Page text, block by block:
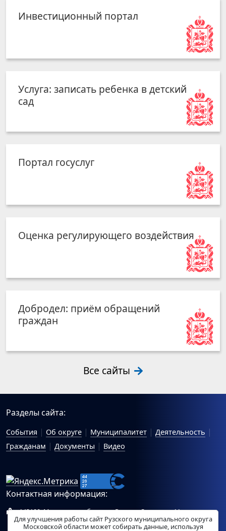
Инвестиционный портал
Услуга: записать ребенка в детский
сад
Портал госуслуг
Оценка регулирующего воздействия
Добродел: приём обращений
граждан
Все сайты
Разделы сайта:
События Об округе Муниципалитет
Деятельность
Гражданам
Документы Видео
Контактная информация:
143100, Московская область, г.Руза, ул.Солнцева, 11
Схема проезда
Для улучшения работы сайт Рузского муниципального округа
Московской области может собирать данные, используя